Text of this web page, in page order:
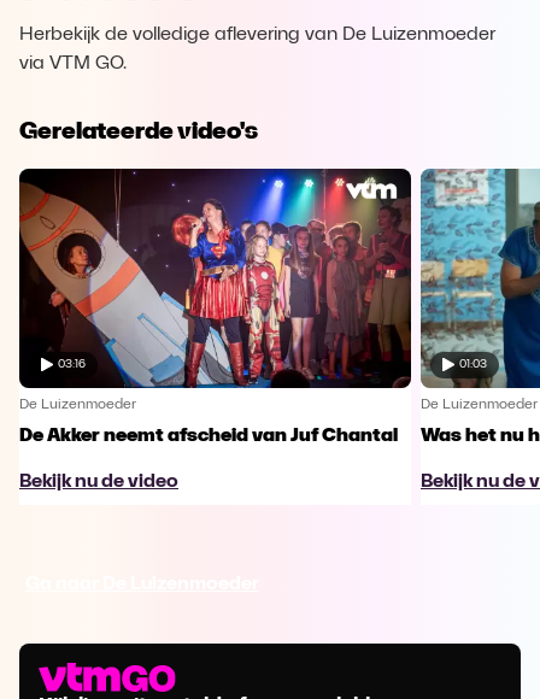
Herbekijk de volledige aflevering van De Luizenmoeder
via VTM GO.
Gerelateerde video's
03:16
De Luizenmoeder
De Akker neemt afscheid van Juf Chantal
Bekijk nu de video
01:03
De Luizenmoeder
Was het nu
Bekijk nu de